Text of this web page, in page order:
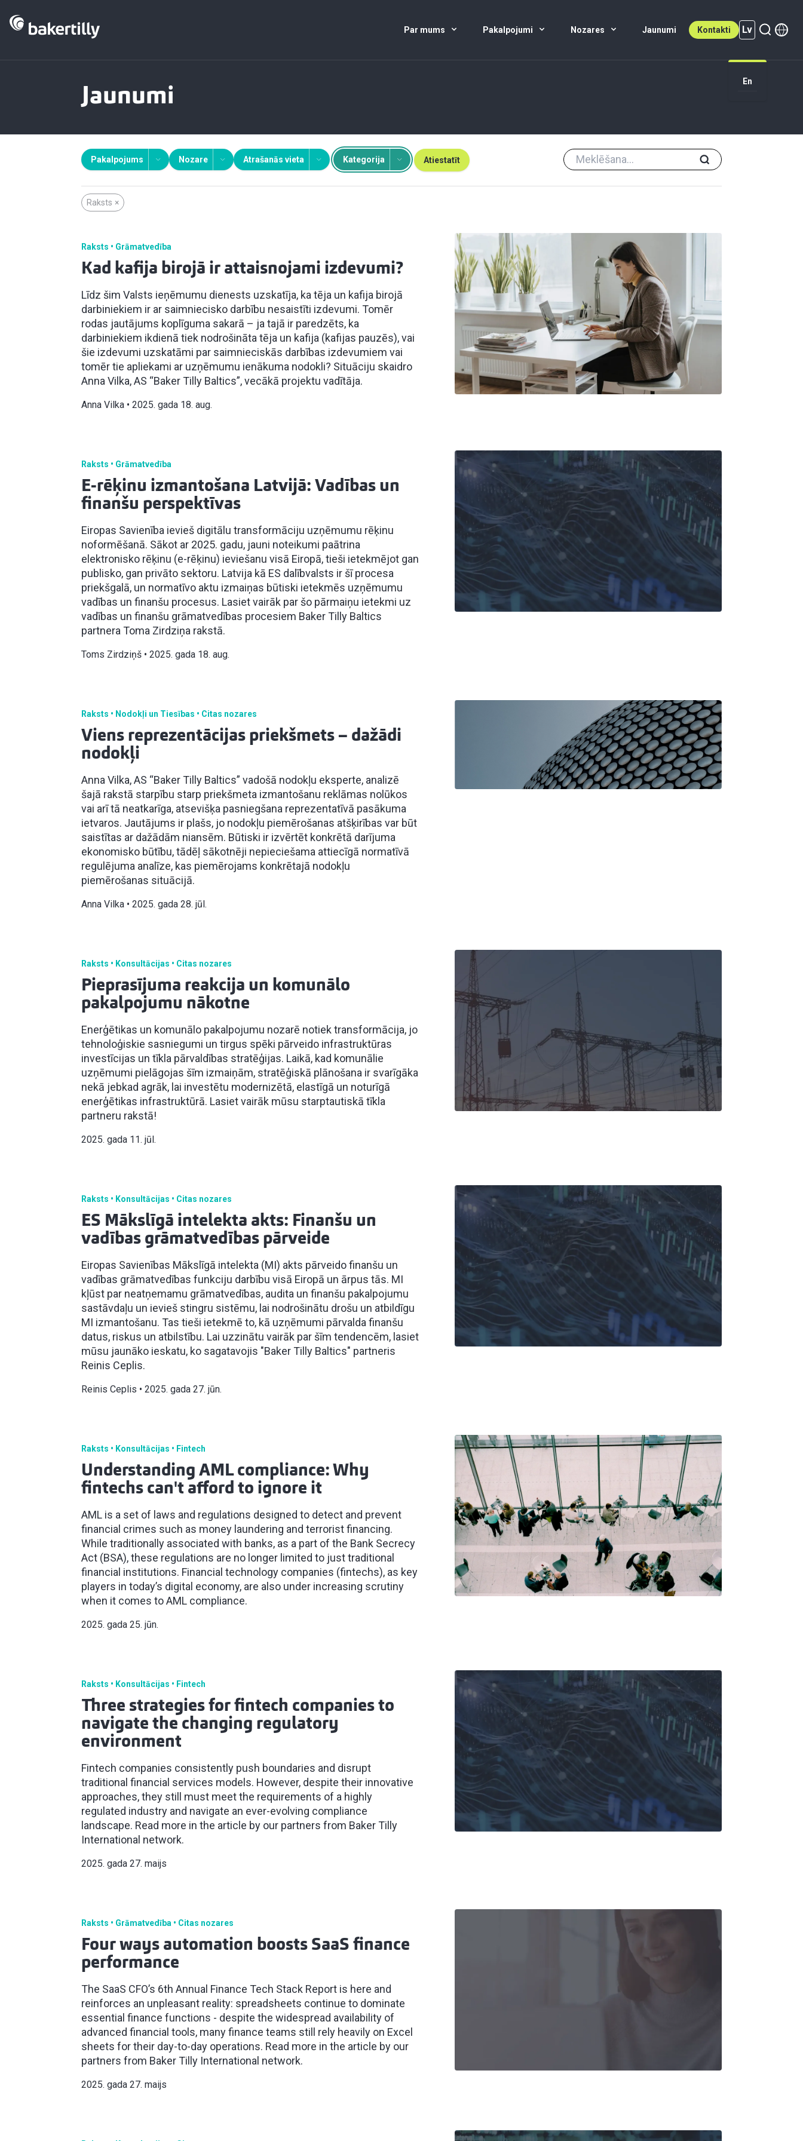
Par mums Pakalpojumi Nozares Jaunumi Kontakti Lv
En
Jaunumi
Pakalpojums Nozare Atrašanās vieta Kategorija Atiestatīt
Raksts ×
Raksts Grāmatvedība
Kad kafija birojā ir attaisnojami izdevumi?
Līdz šim Valsts ieņēmumu dienests uzskatīja, ka tēja un kafija birojā
darbiniekiem ir ar saimniecisko darbību nesaistīti izdevumi. Tomēr
rodas jautājums koplīguma sakarā – ja tajā ir paredzēts, ka
darbiniekiem ikdienā tiek nodrošināta tēja un kafija (kafijas pauzēs), vai
šie izdevumi uzskatāmi par saimnieciskās darbības izdevumiem vai
tomēr tie apliekami ar uzņēmumu ienākuma nodokli? Situāciju skaidro
Anna Vilka, AS “Baker Tilly Baltics”, vecākā projektu vadītāja.
Anna Vilka 2025. gada 18. aug.
Raksts Grāmatvedība
E-rēķinu izmantošana Latvijā: Vadības un
finanšu perspektīvas
Eiropas Savienība ievieš digitālu transformāciju uzņēmumu rēķinu
noformēšanā. Sākot ar 2025. gadu, jauni noteikumi paātrina
elektronisko rēķinu (e-rēķinu) ieviešanu visā Eiropā, tieši ietekmējot gan
publisko, gan privāto sektoru. Latvija kā ES dalībvalsts ir šī procesa
priekšgalā, un normatīvo aktu izmaiņas būtiski ietekmēs uzņēmumu
vadības un finanšu procesus. Lasiet vairāk par šo pārmaiņu ietekmi uz
vadības un finanšu grāmatvedības procesiem Baker Tilly Baltics
partnera Toma Zirdziņa rakstā.
Toms Zirdziņš 2025. gada 18. aug.
Raksts Nodokļi un Tiesības Citas nozares
Viens reprezentācijas priekšmets – dažādi
nodokļi
Anna Vilka, AS “Baker Tilly Baltics” vadošā nodokļu eksperte, analizē
šajā rakstā starpību starp priekšmeta izmantošanu reklāmas nolūkos
vai arī tā neatkarīga, atsevišķa pasniegšana reprezentatīvā pasākuma
ietvaros. Jautājums ir plašs, jo nodokļu piemērošanas atšķirības var būt
saistītas ar dažādām niansēm. Būtiski ir izvērtēt konkrētā darījuma
ekonomisko būtību, tādēļ sākotnēji nepieciešama attiecīgā normatīvā
regulējuma analīze, kas piemērojams konkrētajā nodokļu
piemērošanas situācijā.
Anna Vilka 2025. gada 28. jūl.
Raksts Konsultācijas Citas nozares
Pieprasījuma reakcija un komunālo
pakalpojumu nākotne
Enerģētikas un komunālo pakalpojumu nozarē notiek transformācija, jo
tehnoloģiskie sasniegumi un tirgus spēki pārveido infrastruktūras
investīcijas un tīkla pārvaldības stratēģijas. Laikā, kad komunālie
uzņēmumi pielāgojas šīm izmaiņām, stratēģiskā plānošana ir svarīgāka
nekā jebkad agrāk, lai investētu modernizētā, elastīgā un noturīgā
enerģētikas infrastruktūrā. Lasiet vairāk mūsu starptautiskā tīkla
partneru rakstā!
2025. gada 11. jūl.
Raksts Konsultācijas Citas nozares
ES Mākslīgā intelekta akts: Finanšu un
vadības grāmatvedības pārveide
Eiropas Savienības Mākslīgā intelekta (MI) akts pārveido finanšu un
vadības grāmatvedības funkciju darbību visā Eiropā un ārpus tās. MI
kļūst par neatņemamu grāmatvedības, audita un finanšu pakalpojumu
sastāvdaļu un ievieš stingru sistēmu, lai nodrošinātu drošu un atbildīgu
MI izmantošanu. Tas tieši ietekmē to, kā uzņēmumi pārvalda finanšu
datus, riskus un atbilstību. Lai uzzinātu vairāk par šīm tendencēm, lasiet
mūsu jaunāko ieskatu, ko sagatavojis "Baker Tilly Baltics" partneris
Reinis Ceplis.
Reinis Ceplis 2025. gada 27. jūn.
Raksts Konsultācijas Fintech
Understanding AML compliance: Why
fintechs can't afford to ignore it
AML is a set of laws and regulations designed to detect and prevent
financial crimes such as money laundering and terrorist financing.
While traditionally associated with banks, as a part of the Bank Secrecy
Act (BSA), these regulations are no longer limited to just traditional
financial institutions. Financial technology companies (fintechs), as key
players in today’s digital economy, are also under increasing scrutiny
when it comes to AML compliance.
2025. gada 25. jūn.
Raksts Konsultācijas Fintech
Three strategies for fintech companies to
navigate the changing regulatory
environment
Fintech companies consistently push boundaries and disrupt
traditional financial services models. However, despite their innovative
approaches, they still must meet the requirements of a highly
regulated industry and navigate an ever-evolving compliance
landscape. Read more in the article by our partners from Baker Tilly
International network.
2025. gada 27. maijs
Raksts Grāmatvedība Citas nozares
Four ways automation boosts SaaS finance
performance
The SaaS CFO’s 6th Annual Finance Tech Stack Report is here and
reinforces an unpleasant reality: spreadsheets continue to dominate
essential finance functions - despite the widespread availability of
advanced financial tools, many finance teams still rely heavily on Excel
sheets for their day-to-day operations. Read more in the article by our
partners from Baker Tilly International network.
2025. gada 27. maijs